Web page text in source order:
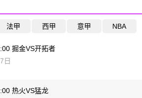
法甲 西甲 意甲 NBA
掘金VS开拓者
日
热火VS猛龙